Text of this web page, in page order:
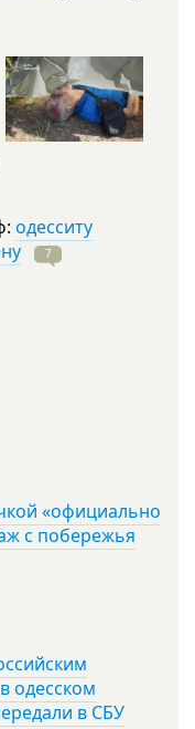
одесситу
7
«официально
с побережья
одесском
в СБУ